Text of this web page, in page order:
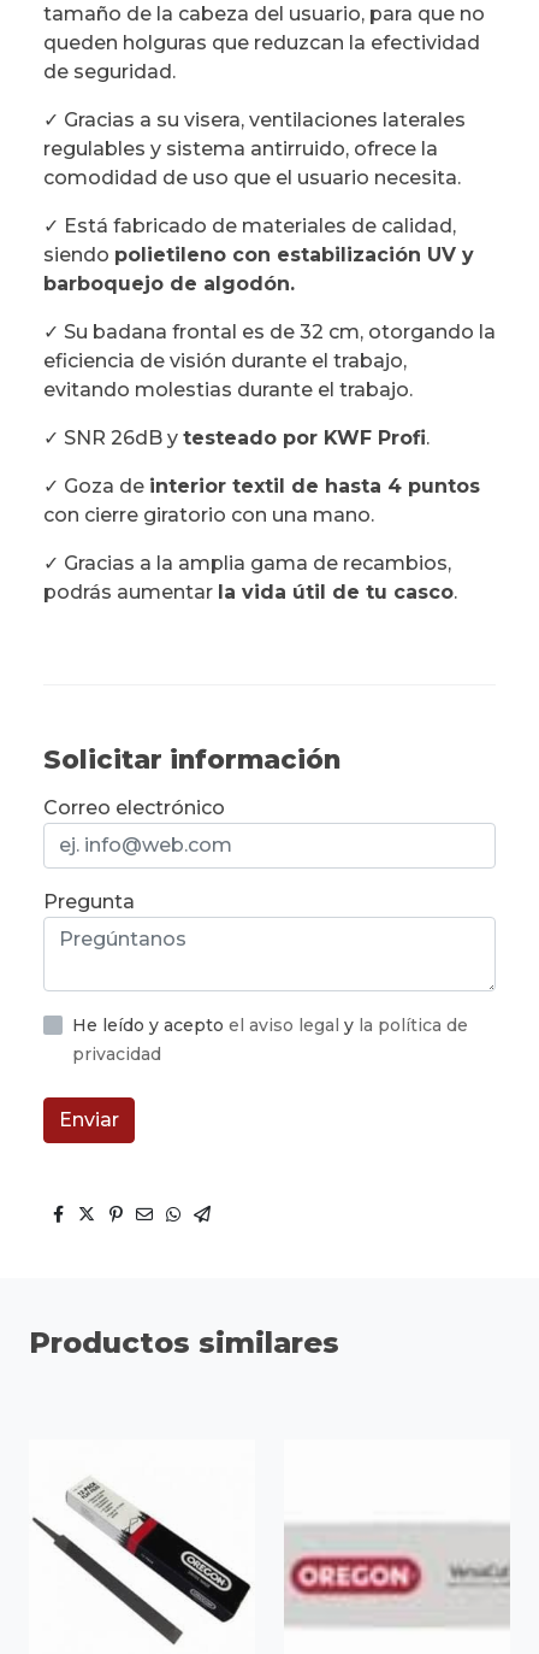
tamaño de la cabeza del usuario, para que no
queden holguras que reduzcan la efectividad
de seguridad.
✓ Gracias a su visera, ventilaciones laterales
regulables y sistema antirruido, ofrece la
comodidad de uso que el usuario necesita.
✓ Está fabricado de materiales de calidad,
siendo polietileno con estabilización UV y
barboquejo de algodón.
✓ Su badana frontal es de 32 cm, otorgando la
eficiencia de visión durante el trabajo,
evitando molestias durante el trabajo.
✓ SNR 26dB y testeado por KWF Profi.
✓ Goza de interior textil de hasta 4 puntos
con cierre giratorio con una mano.
✓ Gracias a la amplia gama de recambios,
podrás aumentar la vida útil de tu casco.
Solicitar información
Correo electrónico
Pregunta
He leído y acepto el aviso legal y la política de
privacidad
Enviar
Productos similares